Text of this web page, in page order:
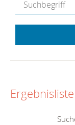
Ergebnisliste